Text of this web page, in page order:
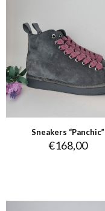
Sneakers “Panchic”
€168,00